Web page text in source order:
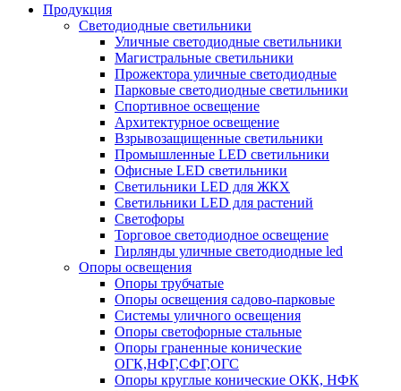
Продукция
Светодиодные светильники
Уличные светодиодные светильники
Магистральные светильники
Прожектора уличные светодиодные
Парковые светодиодные светильники
Спортивное освещение
Архитектурное освещение
Взрывозащищенные светильники
Промышленные LED светильники
Офисные LED светильники
Cветильники LED для ЖКХ
Светильники LED для растений
Светофоры
Торговое светодиодное освещение
Гирлянды уличные светодиодные led
Опоры освещения
Опоры трубчатые
Опоры освещения садово-парковые
Системы уличного освещения
Опоры светофорные стальные
Опоры граненные конические
ОГК,НФГ,СФГ,ОГС
Опоры круглые конические ОКК, НФК